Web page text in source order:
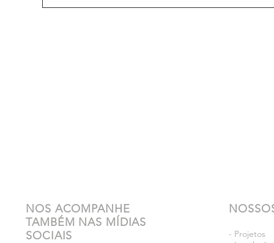
NOS ACOMPANHE
TAMBÉM NAS MÍDIAS
SOCIAIS
- Projetos